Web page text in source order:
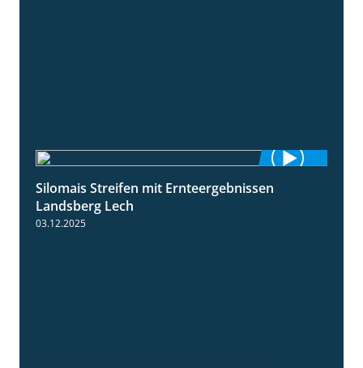
11:01
Silomais Streifen mit Ernteergebnissen
Landsberg Lech
03.12.2025